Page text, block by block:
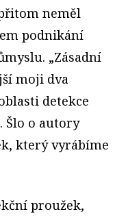
neměl
podnikání
„Zásadní
moji dva
detekce
Šlo o autory
který vyrábíme
proužek,